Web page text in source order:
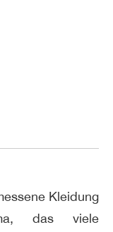
Kleidung
das viele